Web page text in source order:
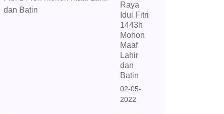
Raya
Idul Fitri
1443h
Mohon
Maaf
Lahir
dan
Batin
02-05-
2022